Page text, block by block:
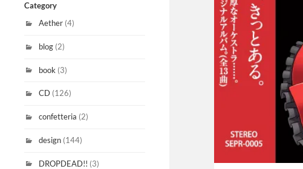
Category
Aether (4)
blog (2)
book (3)
CD (126)
confetteria (2)
design (144)
DROPDEAD!! (3)